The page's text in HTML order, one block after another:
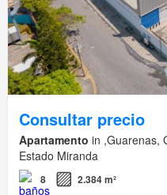
Consultar precio
Apartamento in ,Guarenas,
Estado Miranda
8 2.384 m²